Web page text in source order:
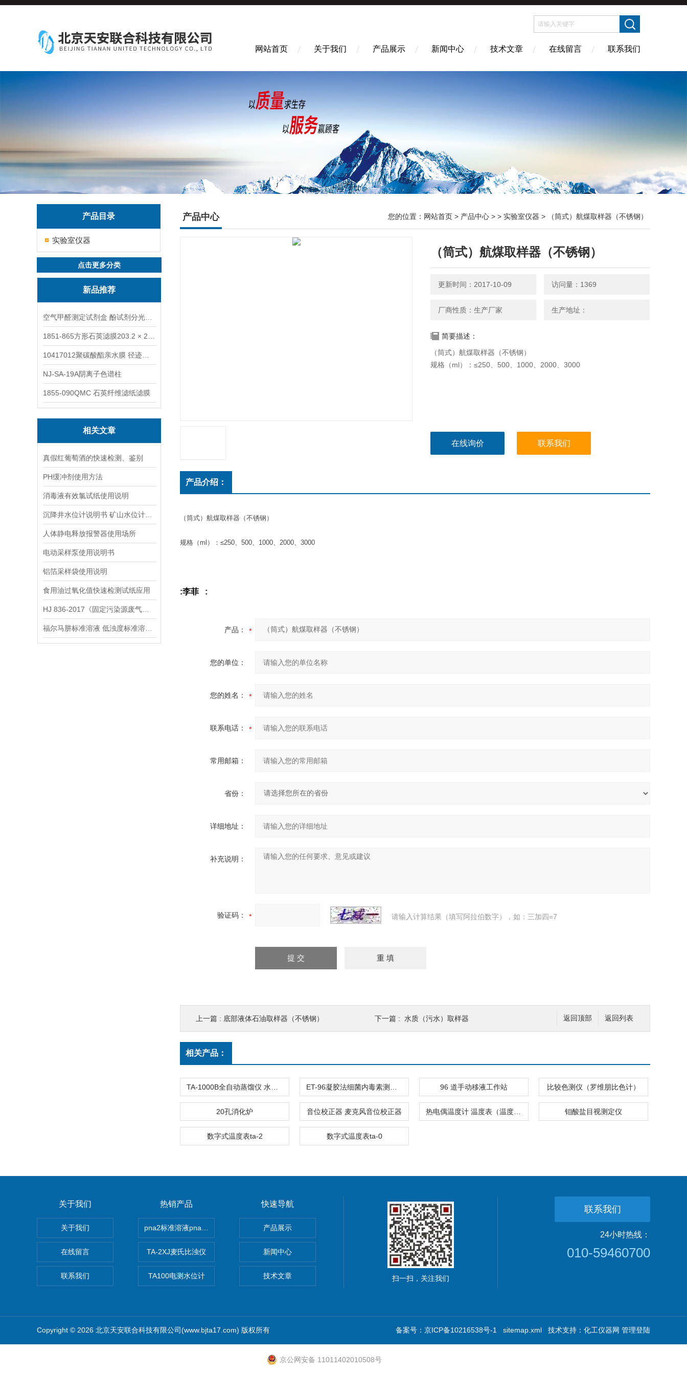
网站首页 关于我们 产品展示 新闻中心 技术文章 在线留言 联系我们
产品目录
实验室仪器
点击更多分类
新品推荐
NJ-SA-19A阴离子色谱柱
1855-090QMC 石英纤维滤纸滤膜
相关文章
真假红葡萄酒的快速检测、鉴别
PH缓冲剂使用方法
消毒液有效氯试纸使用说明
人体静电释放报警器使用场所
电动采样泵使用说明书
铝箔采样袋使用说明
食用油过氧化值快速检测试纸应用
产品中心 您的位置： 网站首页 > 产品中心 > > 实验室仪器 > （筒式）航煤取样器（不锈钢）
（筒式）航煤取样器（不锈钢）
更新时间：2017-10-09 访问量：1369
厂商性质：生产厂家 生产地址：
简要描述：
（筒式）航煤取样器（不锈钢）
规格（ml）：≤250、500、1000、2000、3000
在线询价 联系我们
产品介绍：
（筒式）航煤取样器（不锈钢）
规格（ml）：≤250、500、1000、2000、3000
:李菲 :
产品：
您的单位：
您的姓名：
联系电话：
常用邮箱：
省份：
详细地址：
补充说明：
验证码： 请输入计算结果（填写阿拉伯数字），如：三加四=7
返回列表
返回顶部
上一篇 : 底部液体石油取样器（不锈钢） 下一篇 : 水质（污水）取样器
相关产品：
96 道手动移液工作站 比较色测仪（罗维朋比色计）
20孔消化炉 音位校正器 麦克风音位校正器 钼酸盐目视测定仪
数字式温度表ta-2 数字式温度表ta-0
关于我们
关于我们
在线留言
联系我们
热销产品
pna2标准溶液pna3 pna4 pna5 pna6纳离子
TA-2XJ麦氏比浊仪
TA100电测水位计
快速导航
产品展示
新闻中心
技术文章 扫一扫，关注我们
联系我们
24小时热线：
010-59460700
Copyright © 2026 北京天安联合科技有限公司(www.bjta17.com) 版权所有 备案号：京ICP备10216538号-1 sitemap.xml 技术支持： 化工仪器网 管理登陆
京公网安备 11011402010508号